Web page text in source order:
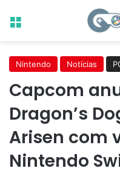
Menu
Nintendo Notícias
Capcom
Dragon’s
Arisen com
Nintendo